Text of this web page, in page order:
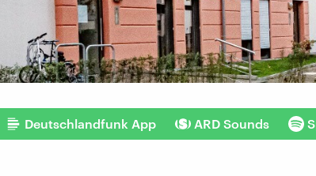
Deutschlandfunk App ARD Sounds